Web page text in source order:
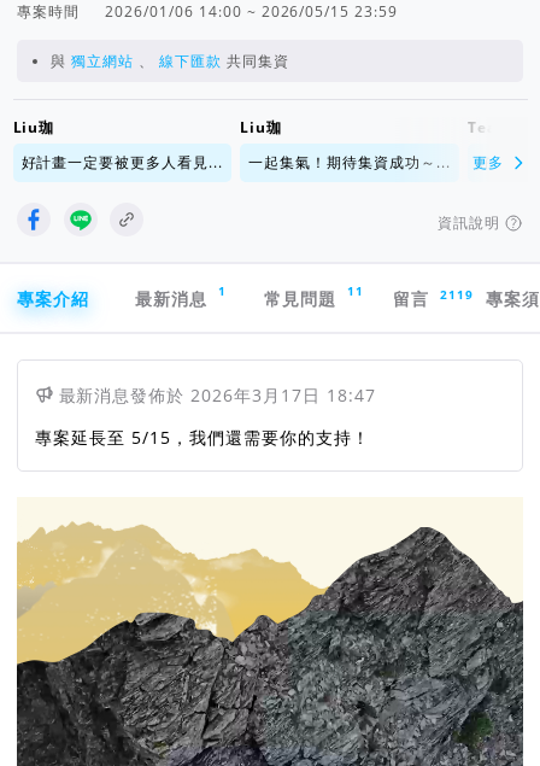
專案時間
2026/01/06 14:00 ~ 2026/05/15 23:59
與 獨立網站 、 線下匯款 共同集資
Liu珈
好計畫一定要被更多人看見...
Liu珈
一起集氣！期待集資成功～...
好計畫
更多
資訊說明
專案介紹
最新消息 1 常見問題 11 留言 2119 專案
最新消息發佈於 2026年3月17日 18:47
專案延長至 5/15，我們還需要你的支持！